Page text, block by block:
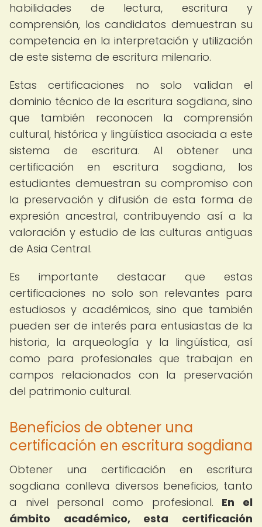
habilidades de lectura, escritura y
comprensión, los candidatos demuestran su
competencia en la interpretación y utilización
de este sistema de escritura milenario.
Estas certificaciones no solo validan el
dominio técnico de la escritura sogdiana, sino
que también reconocen la comprensión
cultural, histórica y lingüística asociada a este
sistema de escritura. Al obtener una
certificación en escritura sogdiana, los
estudiantes demuestran su compromiso con
la preservación y difusión de esta forma de
expresión ancestral, contribuyendo así a la
valoración y estudio de las culturas antiguas
de Asia Central.
Es importante destacar que estas
certificaciones no solo son relevantes para
estudiosos y académicos, sino que también
pueden ser de interés para entusiastas de la
historia, la arqueología y la lingüística, así
como para profesionales que trabajan en
campos relacionados con la preservación
del patrimonio cultural.
Beneficios de obtener una
certificación en escritura sogdiana
Obtener una certificación en escritura
sogdiana conlleva diversos beneficios, tanto
a nivel personal como profesional. En el
ámbito académico, esta certificación